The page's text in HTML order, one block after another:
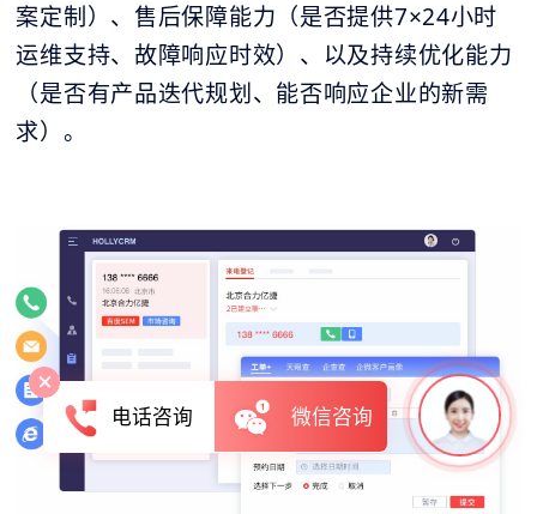
案定制）、售后保障能力（是否提供7×24小时
运维支持、故障响应时效）、以及持续优化能力
（是否有产品迭代规划、能否响应企业的新需
求）。
电话咨询 微信咨询